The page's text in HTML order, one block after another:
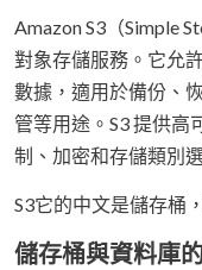
Amazon S3（Simple
對象存儲服務。它允
數據，適用於備份、
管等用途。S3 提供高
制、加密和存儲類別
S3它的中文是儲存桶
儲存桶與資料庫